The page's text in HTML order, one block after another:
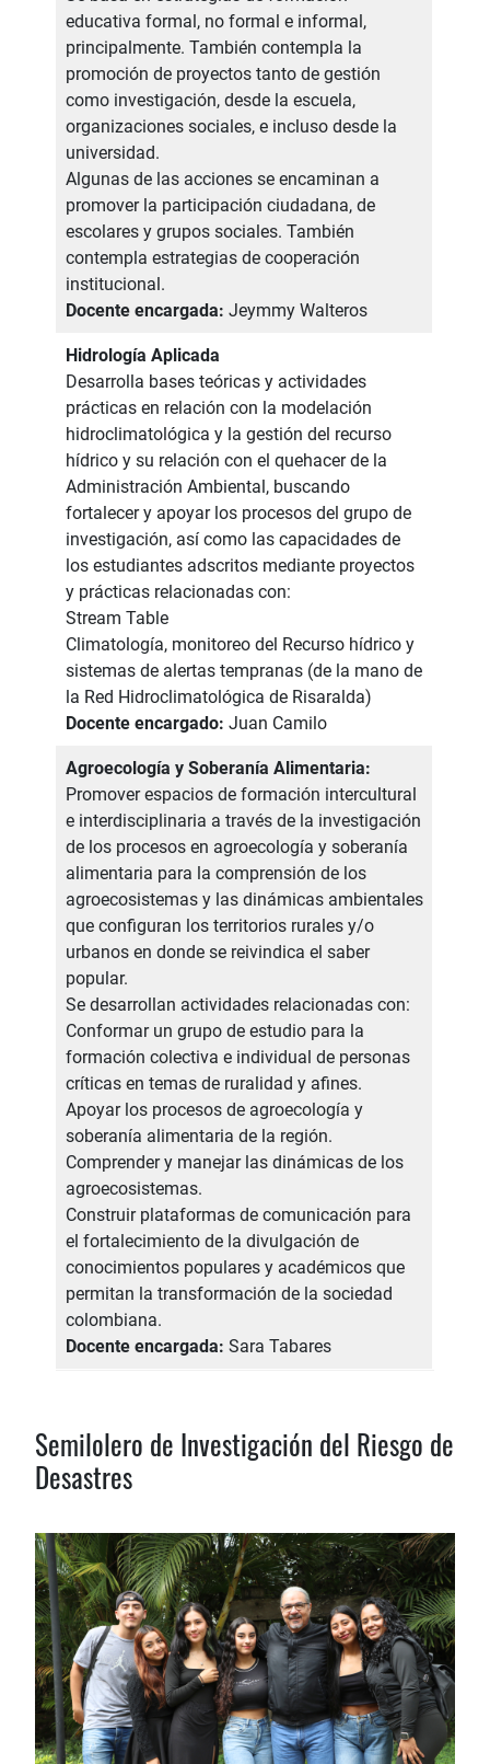
educativa formal, no formal e informal,
principalmente. También contempla la
promoción de proyectos tanto de gestión
como investigación, desde la escuela,
organizaciones sociales, e incluso desde la
universidad.
Algunas de las acciones se encaminan a
promover la participación ciudadana, de
escolares y grupos sociales. También
contempla estrategias de cooperación
institucional.
Docente encargada: Jeymmy Walteros
Hidrología Aplicada
Desarrolla bases teóricas y actividades
prácticas en relación con la modelación
hidroclimatológica y la gestión del recurso
hídrico y su relación con el quehacer de la
Administración Ambiental, buscando
fortalecer y apoyar los procesos del grupo de
investigación, así como las capacidades de
los estudiantes adscritos mediante proyectos
y prácticas relacionadas con:
Stream Table
Climatología, monitoreo del Recurso hídrico y
sistemas de alertas tempranas (de la mano de
la Red Hidroclimatológica de Risaralda)
Docente encargado:Juan Camilo
Agroecología y Soberanía Alimentaria:
Promover espacios de formación intercultural
e interdisciplinaria a través de la investigación
de los procesos en agroecología y soberanía
alimentaria para la comprensión de los
agroecosistemas y las dinámicas ambientales
que configuran los territorios rurales y/o
urbanos en donde se reivindica el saber
popular.
Se desarrollan actividades relacionadas con:
Conformar un grupo de estudio para la
formación colectiva e individual de personas
críticas en temas de ruralidad y afines.
Apoyar los procesos de agroecología y
soberanía alimentaria de la región.
Comprender y manejar las dinámicas de los
agroecosistemas.
Construir plataformas de comunicación para
el fortalecimiento de la divulgación de
conocimientos populares y académicos que
permitan la transformación de la sociedad
colombiana.
Docente encargada: Sara Tabares
Semilolero de Investigación del Riesgo de
Desastres